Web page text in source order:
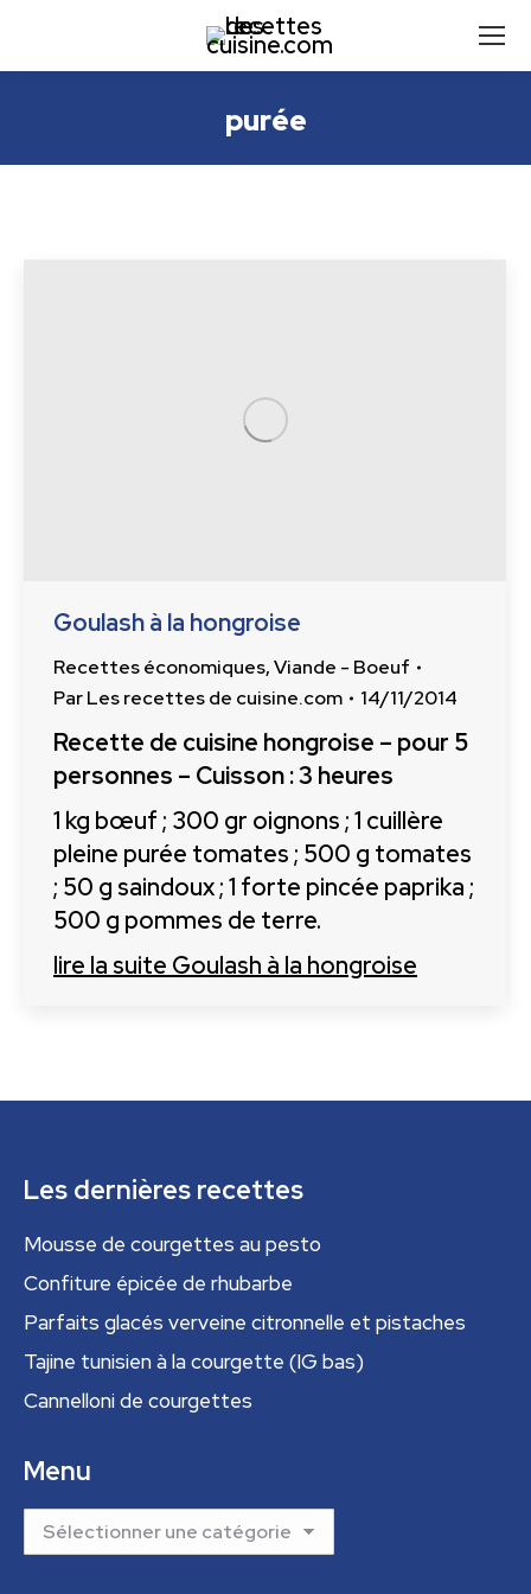
purée
Goulash à la hongroise
Recettes économiques,Viande - Boeuf
ParLes recettes de cuisine.com 14/11/2014
Recette de cuisine hongroise – pour 5
personnes – Cuisson : 3 heures
1 kg bœuf ; 300 gr oignons ; 1 cuillère
pleine purée tomates ; 500 g tomates
; 50 g saindoux ; 1 forte pincée paprika ;
500 g pommes de terre.
lire la suite Goulash à la hongroise
Les dernières recettes
Mousse de courgettes au pesto
Confiture épicée de rhubarbe
Parfaits glacés verveine citronnelle et pistaches
Tajine tunisien à la courgette (IG bas)
Cannelloni de courgettes
Menu
Menu